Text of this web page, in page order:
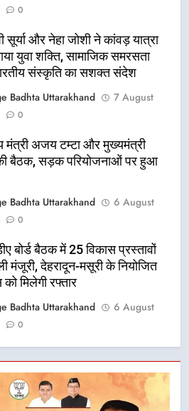
0
सूर्या और नेहा जोशी ने कांवड़ यात्रा
युवा शक्ति, सामाजिक समरसता
संस्कृति का सशक्त संदेश
Badhta Uttarakhand
7 August
0
मंत्री अजय टम्टा और मुख्यमंत्री
बैठक, सड़क परियोजनाओं पर हुआ
Badhta Uttarakhand
6 August
0
बोर्ड बैठक में 25 विकास प्रस्तावों
मंजूरी, देहरादून-मसूरी के नियोजित
को मिलेगी रफ्तार
Badhta Uttarakhand
6 August
0